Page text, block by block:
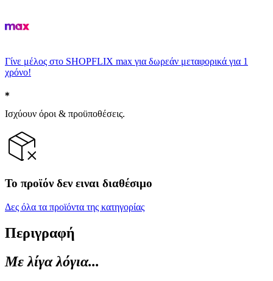
Γίνε μέλος στο SHOPFLIX max για δωρεάν μεταφορικά για 1
χρόνο!
Ισχύουν όροι & προϋποθέσεις.
Το προϊόν δεν ειναι διαθέσιμο
Δες όλα τα προϊόντα της κατηγορίας
Περιγραφή
Με λίγα λόγια...